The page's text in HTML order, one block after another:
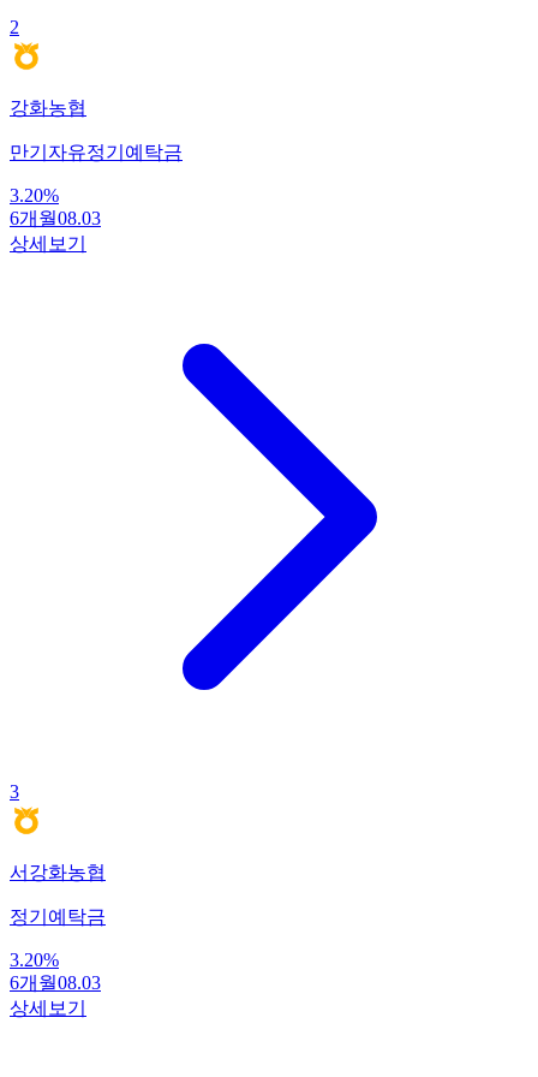
2
강화농협
만기자유정기예탁금
3.20%
6개월08.03
상세보기
3
서강화농협
정기예탁금
3.20%
6개월08.03
상세보기